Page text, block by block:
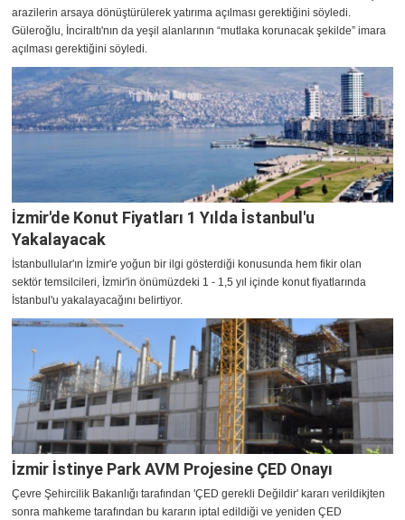
arazilerin arsaya dönüştürülerek yatırıma açılması gerektiğini söyledi.
Güleroğlu, İnciraltı'nın da yeşil alanlarının “mutlaka korunacak şekilde” imara
açılması gerektiğini söyledi.
İzmir'de Konut Fiyatları 1 Yılda İstanbul'u
Yakalayacak
İstanbullular'ın İzmir'e yoğun bir ilgi gösterdiği konusunda hem fikir olan
sektör temsilcileri, İzmir'in önümüzdeki 1 - 1,5 yıl içinde konut fiyatlarında
İstanbul'u yakalayacağını belirtiyor.
İzmir İstinye Park AVM Projesine ÇED Onayı
Çevre Şehircilik Bakanlığı tarafından 'ÇED gerekli Değildir' kararı verildikjten
sonra mahkeme tarafından bu kararın iptal edildiği ve yeniden ÇED